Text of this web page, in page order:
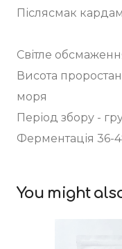
Післясмак
Світле
Висота
моря
Період збору -
Ферментація 36-
You might